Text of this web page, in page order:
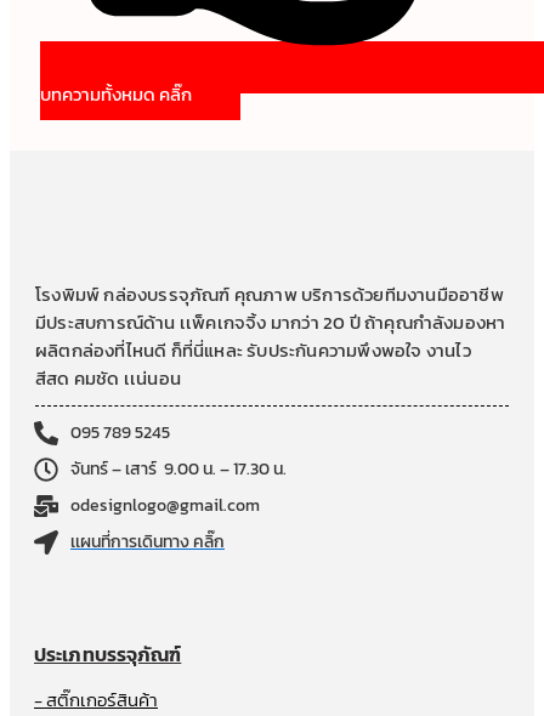
บทความทั้งหมด คลิ๊ก
โรงพิมพ์ กล่องบรรจุภัณฑ์ คุณภาพ บริการด้วยทีมงานมืออาชีพ
มีประสบการณ์ด้าน เเพ็คเกจจิ้ง มากว่า 20 ปี ถ้าคุณกำลังมองหา
ผลิตกล่องที่ไหนดี ก็ที่นี่แหละ รับประกันความพึงพอใจ งานไว
สีสด คมชัด เเน่นอน
095 789 5245
จันทร์ – เสาร์ 9.00 น. – 17.30 น.
odesignlogo@gmail.com
เเผนที่การเดินทาง คลิ๊ก
ประเภทบรรจุภัณฑ์
- สติ๊กเกอร์สินค้า